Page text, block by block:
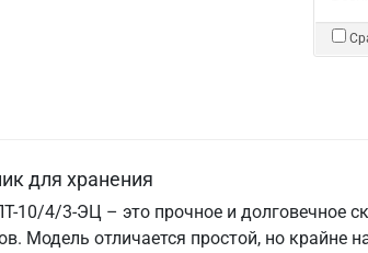
для хранения
10/4/3-ЭЦ – это прочное и долговечное
Модель отличается простой, но крайне